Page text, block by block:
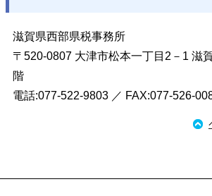
滋賀県西部県税事務所
〒520-0807 大津市松本一丁目2－1 滋
階
電話:077-522-9803 ／ FAX:077-526-